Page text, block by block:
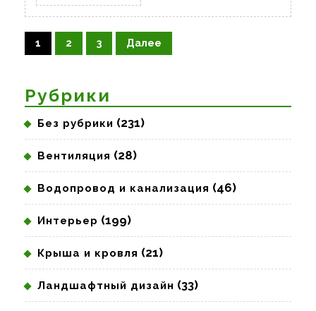
ДАЛЕЕ
Пагинация
записей
1 2 3 Далее
Рубрики
Без рубрики (231)
Вентиляция (28)
Водопровод и канализация (46)
Интерьер (199)
Крыша и кровля (21)
Ландшафтный дизайн (33)